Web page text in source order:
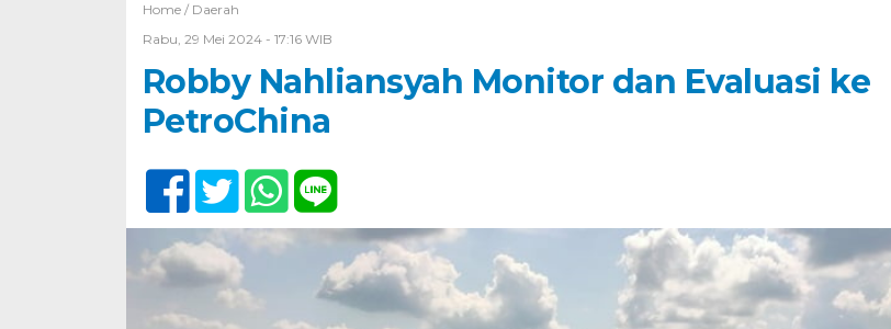
Home / Daerah
Rabu, 29 Mei 2024 - 17:16 WIB
Robby Nahliansyah Monitor dan Evaluasi ke
PetroChina